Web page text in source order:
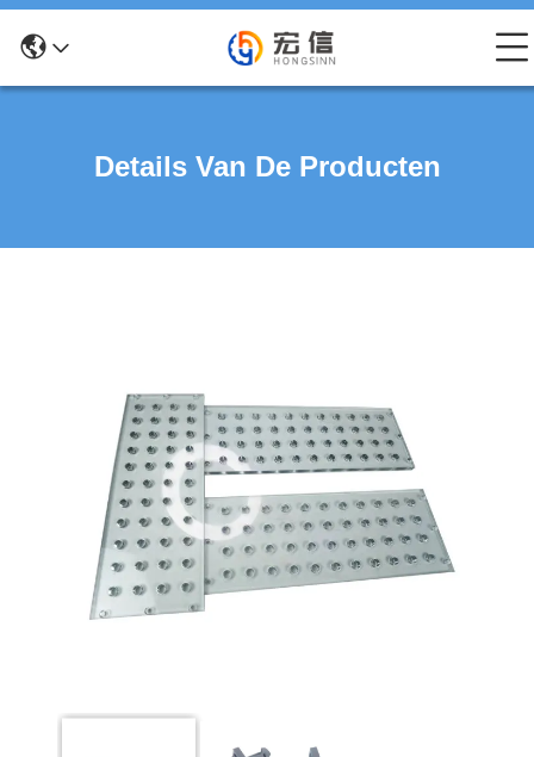
Details Van De Producten